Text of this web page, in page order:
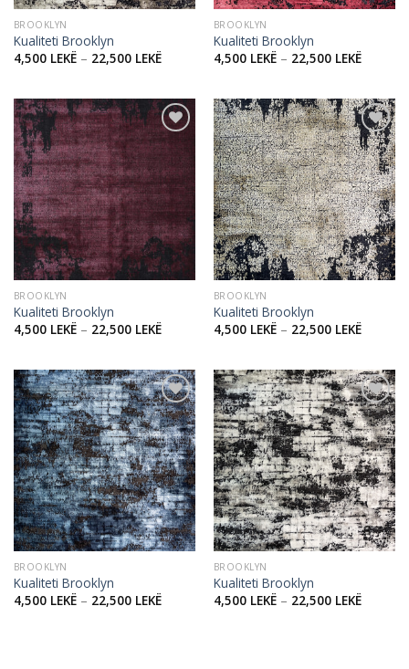
BROOKLYN
Kualiteti Brooklyn
4,500 LEKË– 22,500 LEKË
BROOKLYN
Kualiteti Brooklyn
4,500 LEKË– 22,500 LEKË
Add to
wishlist
BROOKLYN
Kualiteti Brooklyn
4,500 LEKË– 22,500 LEKË
Add to
wishlist
BROOKLYN
Kualiteti Brooklyn
4,500 LEKË– 22,500 LEKË
Add to
wishlist
BROOKLYN
Kualiteti Brooklyn
4,500 LEKË– 22,500 LEKË
Add to
wishlist
BROOKLYN
Kualiteti Brooklyn
4,500 LEKË– 22,500 LEKË